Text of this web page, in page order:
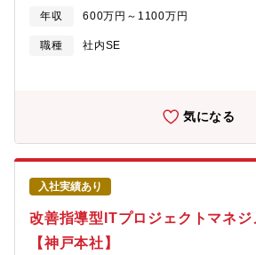
ト・ガスタービン等に関するシステム立ち
プロセスのみならず、海外プロジェクトに
【業務詳細】■各種製品のバリューチェーン
習等を活用したICTシステム技術の研究開発
ミュレーション等）■新規技術のPoC・研究
を活かし社内ITコンサルタントとして業務
ョンの導入～効果刈り取りまでを支援■社
通じて課題を抽出。新規技術の導入や、新
画・要件定義段階から構築、システム導入
までを実施【仕事の魅力・やりがい】■バリ
ら下流まで幅広く関わり、業務プロセス改
できる。■航空機、ロケット等の大型製品か
製品の支援を経験できる。■最先端の技術に
年収 600万円～1100万円
職種
社内SE
気になる
入社実績あり
改善指導型ITプロジェクトマネジ
【神戸本社】